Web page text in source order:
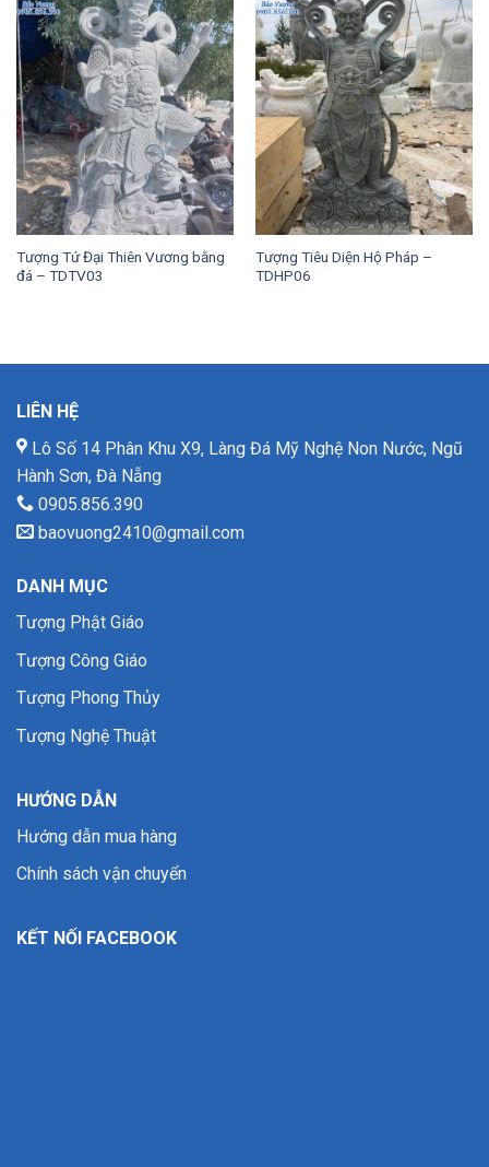
Tượng Tứ Đại Thiên Vương bằng
đá – TDTV03
Tượng Tiêu Diện Hộ Pháp –
TDHP06
LIÊN HỆ
Lô Số 14 Phân Khu X9, Làng Đá Mỹ Nghệ Non Nước, Ngũ
Hành Sơn, Đà Nẵng
0905.856.390
baovuong2410@gmail.com
DANH MỤC
Tượng Phật Giáo
Tượng Công Giáo
Tượng Phong Thủy
Tượng Nghệ Thuật
HƯỚNG DẪN
Hướng dẫn mua hàng
Chính sách vận chuyển
KẾT NỐI FACEBOOK